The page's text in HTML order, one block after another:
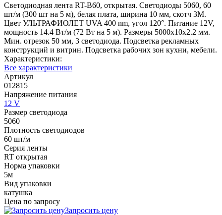
Светодиодная лента RT-B60, открытая. Светодиоды 5060, 60
шт/м (300 шт на 5 м), белая плата, ширина 10 мм, скотч 3M.
Цвет УЛЬТРАФИОЛЕТ UVA 400 nm, угол 120°. Питание 12V,
мощность 14.4 Вт/м (72 Вт на 5 м). Размеры 5000x10x2.2 мм.
Мин. отрезок 50 мм, 3 светодиода. Подсветка рекламных
конструкций и витрин. Подсветка рабочих зон кухни, мебели.
Характеристики:
Все характеристики
Артикул
012815
Напряжение питания
12 V
Размер светодиода
5060
Плотность светодиодов
60 шт/м
Серия ленты
RT открытая
Норма упаковки
5м
Вид упаковки
катушка
Цена по запросу
Запросить цену